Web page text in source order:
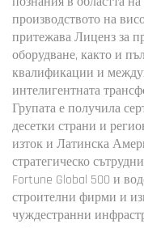
производството на
притежава Лиценз за
оборудване, както и
квалификации и
интелигентната
Групата е получила
десетки страни и
изток и Латинска
стратегическо
Fortune Global 500 и
строителни фирми и
чуждестранни